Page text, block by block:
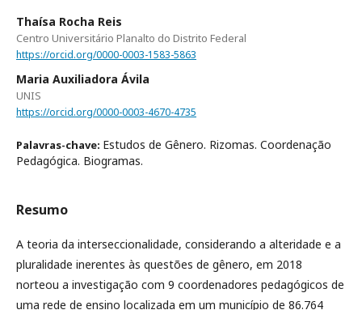
Thaísa Rocha Reis
Centro Universitário Planalto do Distrito Federal
https://orcid.org/0000-0003-1583-5863
Maria Auxiliadora Ávila
UNIS
https://orcid.org/0000-0003-4670-4735
Palavras-chave: Estudos de Gênero. Rizomas. Coordenação
Pedagógica. Biogramas.
Resumo
A teoria da interseccionalidade, considerando a alteridade e a
pluralidade inerentes às questões de gênero, em 2018
norteou a investigação com 9 coordenadores pedagógicos de
uma rede de ensino localizada em um município de 86.764